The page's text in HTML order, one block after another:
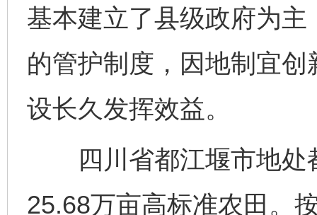
基本建立了县级政府为
的管护制度，因地制宜
设长久发挥效益。
四川省都江堰市地处
25.68万亩高标准农田。